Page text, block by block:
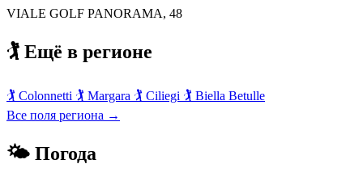
VIALE GOLF PANORAMA, 48
🏌️ Ещё в регионе
🏌️ Colonnetti 🏌️ Margara 🏌️ Ciliegi 🏌️ Biella Betulle
Все поля региона →
🌤 Погода